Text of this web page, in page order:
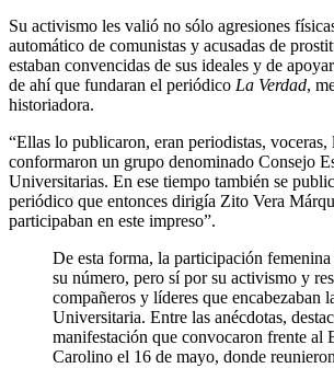
Su activismo les valió no sólo agresiones
automático de comunistas y acusadas de
estaban convencidas de sus ideales y de
de ahí que fundaran el periódico La Verdad,
historiadora.
“Ellas lo publicaron, eran periodistas, voceras,
conformaron un grupo denominado Consejo
Universitarias. En ese tiempo también se
periódico que entonces dirigía Zito Vera
participaban en este impreso”.
De esta forma, la participación femenina
su número, pero sí por su activismo y
compañeros y líderes que encabezaban
Universitaria. Entre las anécdotas,
manifestación que convocaron frente al
Carolino el 16 de mayo, donde